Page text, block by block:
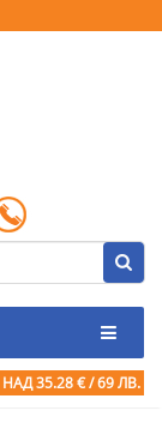
НАД 35.28 € / 69 ЛВ.